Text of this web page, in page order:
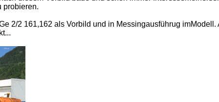
probieren.
2/2 161,162 als Vorbild und in Messingausführug